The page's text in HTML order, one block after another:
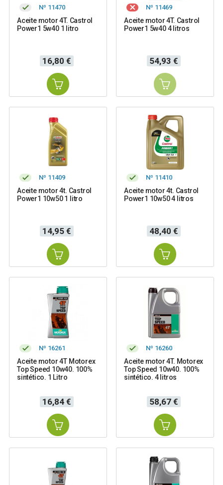
Nº 11470
Aceite motor 4T. Castrol
Power1 5w40 1 litro
Precio
16,80 €
Nº 11469
Aceite motor 4T. Castrol
Power1 5w40 4 litros
Precio
54,93 €
Nº 11409
Aceite motor 4t. Castrol
Power1 10w50 1 litro
Precio
14,95 €
Nº 11410
Aceite motor 4t. Castrol
Power1 10w50 4 litros
Precio
48,40 €
Nº 16261
Aceite motor 4T Motorex
Top Speed 10w40. 100%
sintético. 1 Litro
Precio
16,84 €
Nº 16260
Aceite motor 4T. Motorex
Top Speed 10w40. 100%
sintético. 4 litros
Precio
58,67 €